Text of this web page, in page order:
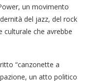
un movimento
del jazz, del rock
culturale che avrebbe
“canzonette a
un atto politico